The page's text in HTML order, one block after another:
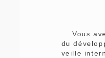
Vous
du
veille